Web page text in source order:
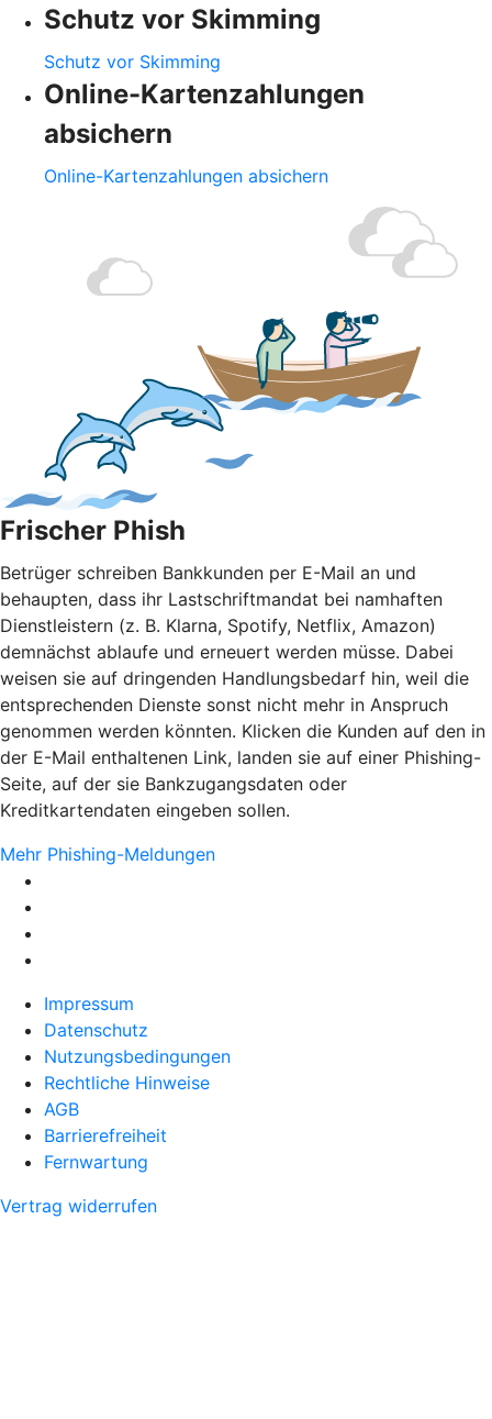
Schutz vor Skimming
Schutz vor Skimming
Online-Kartenzahlungen
absichern
Online-Kartenzahlungen absichern
Frischer Phish
Betrüger schreiben Bankkunden per E-Mail an und
behaupten, dass ihr Lastschriftmandat bei namhaften
Dienstleistern (z. B. Klarna, Spotify, Netflix, Amazon)
demnächst ablaufe und erneuert werden müsse. Dabei
weisen sie auf dringenden Handlungsbedarf hin, weil die
entsprechenden Dienste sonst nicht mehr in Anspruch
genommen werden könnten. Klicken die Kunden auf den in
der E-Mail enthaltenen Link, landen sie auf einer Phishing-
Seite, auf der sie Bankzugangsdaten oder
Kreditkartendaten eingeben sollen.
Mehr Phishing-Meldungen
Impressum
Datenschutz
Nutzungsbedingungen
Rechtliche Hinweise
AGB
Barrierefreiheit
Fernwartung
Vertrag widerrufen